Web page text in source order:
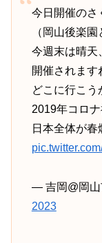
今日開催のさ
（岡山後楽園
今週末は晴天
開催されます
どこに行こう
2019年コロ
日本全体が
— 吉岡@岡山
2023